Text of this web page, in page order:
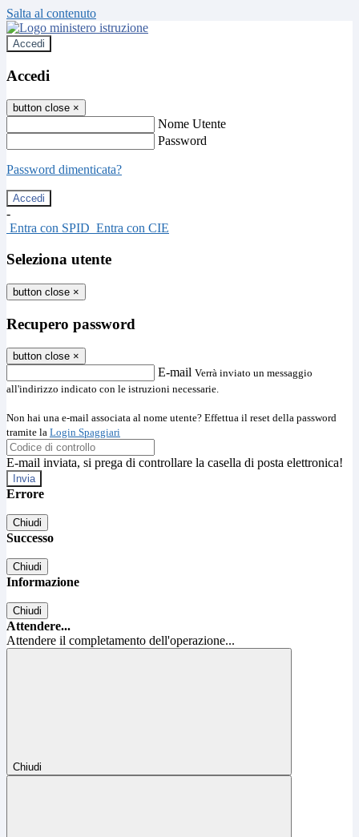
Salta al contenuto
Accedi
Accedi
button close ×
Nome Utente
Password
Password dimenticata?
-
Entra con SPID Entra con CIE
Seleziona utente
button close ×
Recupero password
button close ×
E-mail Verrà inviato un messaggio
all'indirizzo indicato con le istruzioni necessarie.
Non hai una e-mail associata al nome utente? Effettua il reset della password
tramite la Login Spaggiari
E-mail inviata, si prega di controllare la casella di posta elettronica!
Errore
Chiudi
Successo
Chiudi
Informazione
Chiudi
Attendere...
Attendere il completamento dell'operazione...
Chiudi